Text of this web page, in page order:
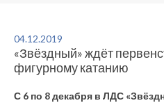
ВИДЫ СПОРТА
ОБЪЕКТЫ ДОКУМЕНТЫ
ОЦЕНКА КАЧЕСТВА
04.12.2019
«Звёздный» ждёт
фигурному катанию
С 6 по 8 декабря в ЛДС